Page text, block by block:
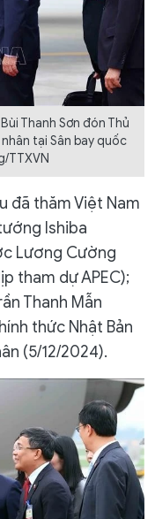
Thanh Sơn đón Thủ
tại Sân bay quốc
TTXVN
đã thăm Việt Nam
Ishiba
Lương Cường
tham dự APEC);
Thanh Mẫn
thức Nhật Bản
(5/12/2024).